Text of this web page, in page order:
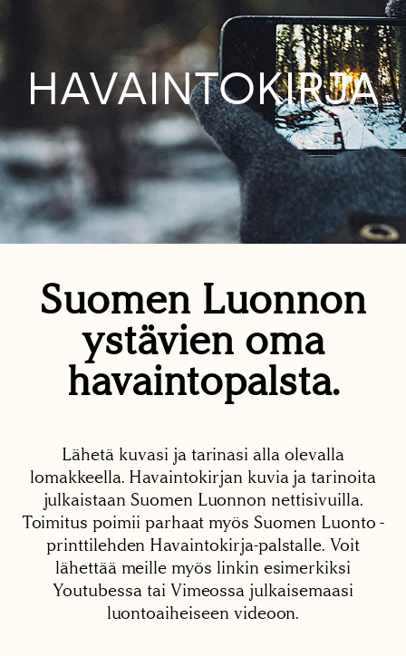
HAVAINTOKIRJA
Suomen Luonnon
ystävien oma
havaintopalsta.
Lähetä kuvasi ja tarinasi alla olevalla
lomakkeella. Havaintokirjan kuvia ja tarinoita
julkaistaan Suomen Luonnon nettisivuilla.
Toimitus poimii parhaat myös Suomen Luonto -
printtilehden Havaintokirja-palstalle. Voit
lähettää meille myös linkin esimerkiksi
Youtubessa tai Vimeossa julkaisemaasi
luontoaiheiseen videoon.